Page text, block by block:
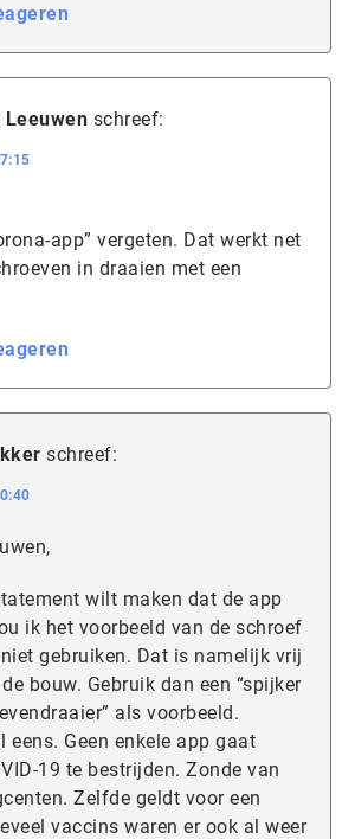
Leeuwen schreef:
app” vergeten. Dat werkt net
in draaien met een
schreef:
wilt maken dat de app
ik het voorbeeld van de schroef
gebruiken. Dat is namelijk vrij
bouw. Gebruik dan een “spijker
als voorbeeld.
eens. Geen enkele app gaat
19 te bestrijden. Zonde van
Zelfde geldt voor een
vaccins waren er ook al weer